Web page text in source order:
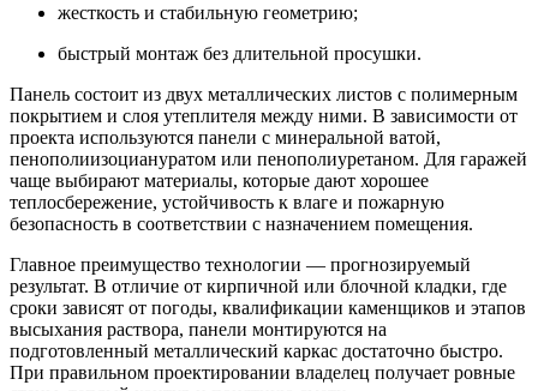
жесткость и стабильную геометрию;
быстрый монтаж без длительной просушки.
Панель состоит из двух металлических листов с полимерным
покрытием и слоя утеплителя между ними. В зависимости от
проекта используются панели с минеральной ватой,
пенополиизоциануратом или пенополиуретаном. Для гаражей
чаще выбирают материалы, которые дают хорошее
теплосбережение, устойчивость к влаге и пожарную
безопасность в соответствии с назначением помещения.
Главное преимущество технологии — прогнозируемый
результат. В отличие от кирпичной или блочной кладки, где
сроки зависят от погоды, квалификации каменщиков и этапов
высыхания раствора, панели монтируются на
подготовленный металлический каркас достаточно быстро.
При правильном проектировании владелец получает ровные